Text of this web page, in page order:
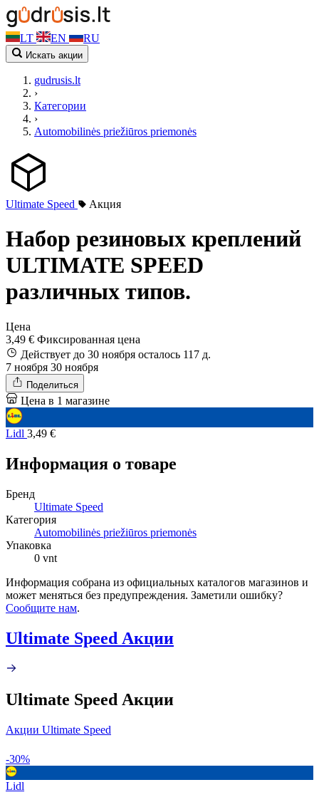
LT EN RU
Искать акции
gudrusis.lt
›
Категории
›
Automobilinės priežiūros priemonės
Ultimate Speed Акция
Набор резиновых креплений
ULTIMATE SPEED
различных типов.
Цена
3,49 € Фиксированная цена
Действует до 30 ноября осталось 117 д.
7 ноября 30 ноября
Поделиться
Цена в 1 магазине
Lidl 3,49 €
Информация о товаре
Бренд
Ultimate Speed
Категория
Automobilinės priežiūros priemonės
Упаковка
0 vnt
Информация собрана из официальных каталогов магазинов и
может меняться без предупреждения. Заметили ошибку?
Сообщите нам.
Ultimate Speed Акции
Ultimate Speed Акции
Акции Ultimate Speed
-30%
Lidl